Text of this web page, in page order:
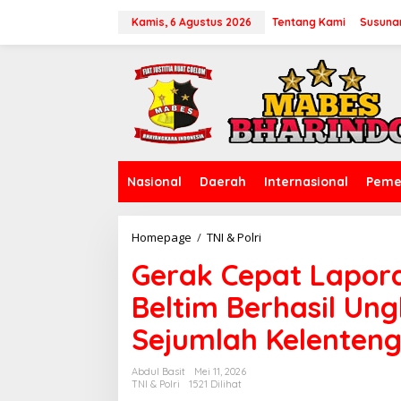
Kamis, 6 Agustus 2026 Tentang Kami
Nasional Daerah Internasional
Homepage / TNI & Polri
r
a
k
C
e
p
Gerak Cepat
Beltim Berhasil
Sejumlah Kelenteng
Abdul Basit
Mei 11, 2026
TNI & Polri
1521 Dilihat